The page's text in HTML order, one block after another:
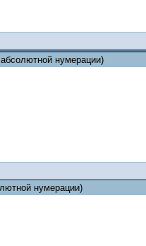
нумерации)
нумерации)